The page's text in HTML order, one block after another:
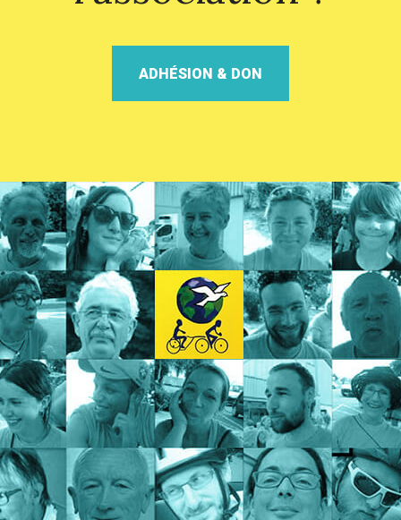
ADHÉSION & DON